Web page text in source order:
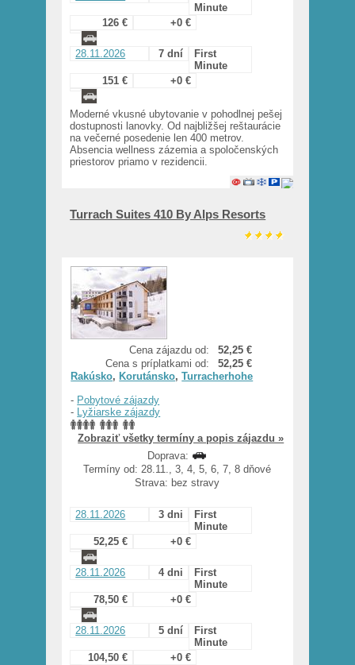
Minute
126 €
+0 €
28.11.2026 7 dní
First
Minute
151 €
+0 €
Moderné vkusné ubytovanie v pohodlnej pešej
dostupnosti lanovky. Od najbližšej reštaurácie
na večerné posedenie len 400 metrov.
Absencia wellness zázemia a spoločenských
priestorov priamo v rezidencii.
Turrach Suites 410 By Alps Resorts
Cena zájazdu od:
52,25 €
Cena s príplatkami od:
52,25 €
Rakúsko, Korutánsko,Turracherhohe
- Pobytové zájazdy
- Lyžiarske zájazdy
Zobraziť všetky termíny a popis zájazdu »
Doprava:
Termíny od: 28.11., 3, 4, 5, 6, 7, 8 dňové
Strava: bez stravy
28.11.2026 3 dni
First
Minute
52,25 €
+0 €
28.11.2026 4 dni
First
Minute
78,50 €
+0 €
28.11.2026 5 dní
First
Minute
104,50 €
+0 €